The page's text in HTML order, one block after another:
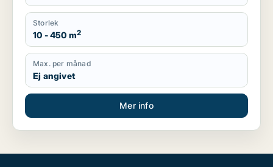
Storlek
10 - 450 m2
Max. per månad
Ej angivet
Mer info